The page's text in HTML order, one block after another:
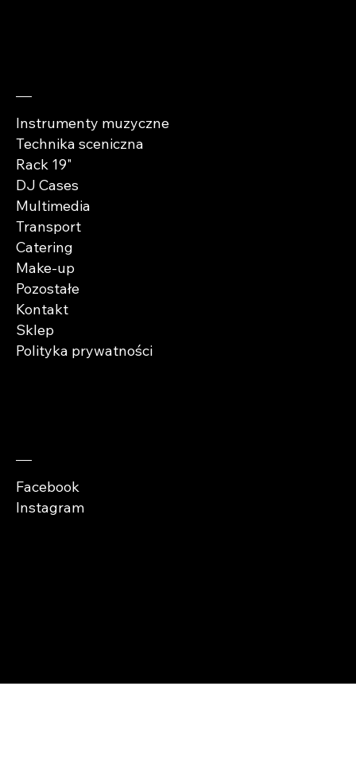
Instrumenty muzyczne
Technika sceniczna
Rack 19"
DJ Cases
Multimedia
Transport
Catering
Make-up
Pozostałe
Kontakt
Sklep
Polityka prywatności
Facebook
Instagram